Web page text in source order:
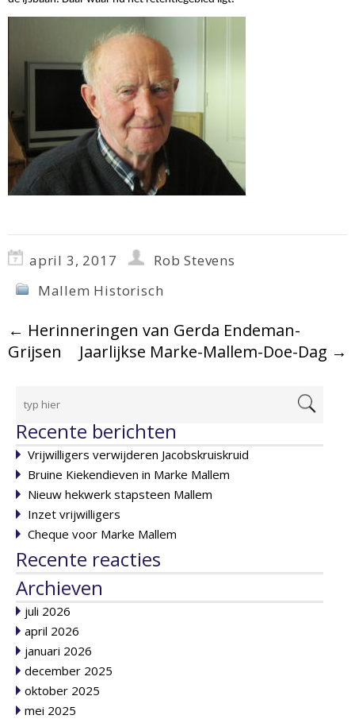
april 3, 2017
Rob Stevens
Mallem Historisch
← Herinneringen van Gerda Endeman-
Grijsen
Jaarlijkse Marke-Mallem-Doe-Dag →
Recente berichten
Vrijwilligers verwijderen Jacobskruiskruid
Bruine Kiekendieven in Marke Mallem
Nieuw hekwerk stapsteen Mallem
Inzet vrijwilligers
Cheque voor Marke Mallem
Recente reacties
Archieven
juli 2026
april 2026
januari 2026
december 2025
oktober 2025
mei 2025